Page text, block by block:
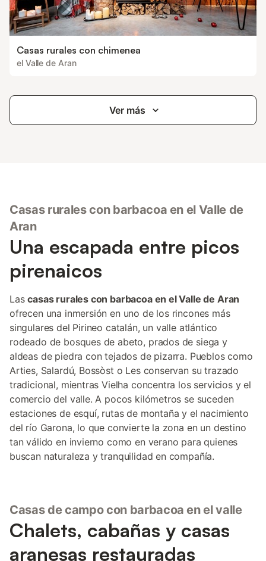
Casas rurales con chimenea
el Valle de Aran
Ver más
Casas rurales con barbacoa en el Valle de
Aran
Una escapada entre picos
pirenaicos
Lascasas rurales con barbacoa en el Valle de Aran
ofrecen una inmersión en uno de los rincones más
singulares del Pirineo catalán, un valle atlántico
rodeado de bosques de abeto, prados de siega y
aldeas de piedra con tejados de pizarra. Pueblos como
Arties, Salardú, Bossòst o Les conservan su trazado
tradicional, mientras Vielha concentra los servicios y el
comercio del valle. A pocos kilómetros se suceden
estaciones de esquí, rutas de montaña y el nacimiento
del río Garona, lo que convierte la zona en un destino
tan válido en invierno como en verano para quienes
buscan naturaleza y tranquilidad en compañía.
Casas de campo con barbacoa en el valle
Chalets, cabañas y casas
aranesas restauradas